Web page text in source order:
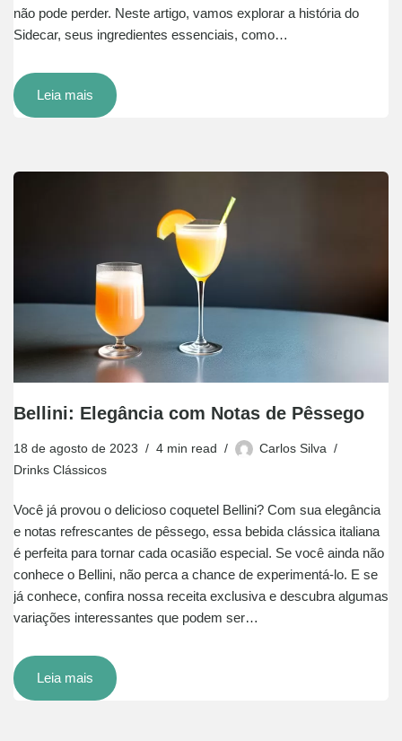
não pode perder. Neste artigo, vamos explorar a história do
Sidecar, seus ingredientes essenciais, como…
Leia mais
Bellini: Elegância com Notas de Pêssego
18 de agosto de 2023 4 min read
Carlos Silva
Drinks Clássicos
Você já provou o delicioso coquetel Bellini? Com sua elegância
e notas refrescantes de pêssego, essa bebida clássica italiana
é perfeita para tornar cada ocasião especial. Se você ainda não
conhece o Bellini, não perca a chance de experimentá-lo. E se
já conhece, confira nossa receita exclusiva e descubra algumas
variações interessantes que podem ser…
Leia mais